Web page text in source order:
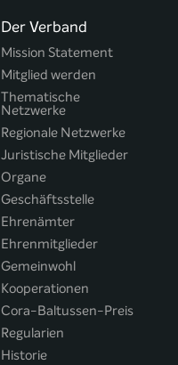
Der Verband
Mission Statement
Mitglied werden
Thematische
Netzwerke
Regionale Netzwerke
Juristische Mitglieder
Organe
Geschäftsstelle
Ehrenämter
Ehrenmitglieder
Gemeinwohl
Kooperationen
Cora-Baltussen-Preis
Regularien
Historie